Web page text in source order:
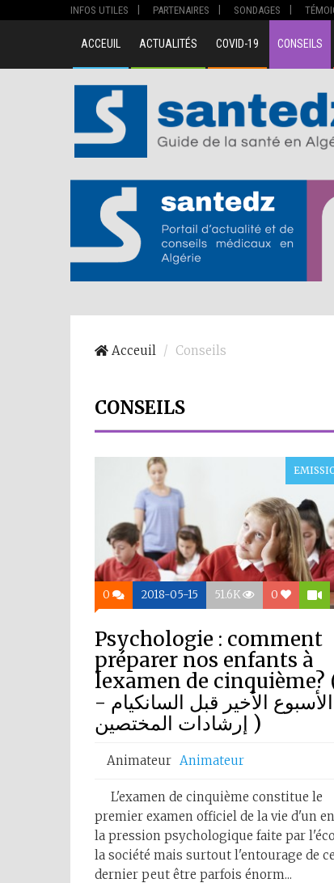
INFOS UTILES PARTENAIRES SONDAGES
ACCEUIL ACTUALITÉS COVID-19 CONSEILS
Acceuil Conseils
CONSEILS
0 2018-05-15 51.6K 0
Psychologie : comment
préparer nos enfants à
lexamen de cinquième?
الأسبوع الأخير قبل السانكيام -
إرشادات المختصين )
Animateur Animateur
L'examen de cinquième constitue le
premier examen officiel de la vie d'un
la pression psychologique faite par
la société mais surtout l'entourage de ce
dernier peut être parfois énorm...